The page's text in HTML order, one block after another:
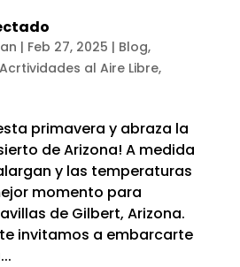
| Feb 27, 2025 | Blog,
al Aire Libre,
primavera y abraza la
de Arizona! A medida
y las temperaturas
momento para
de Gilbert, Arizona.
invitamos a embarcarte